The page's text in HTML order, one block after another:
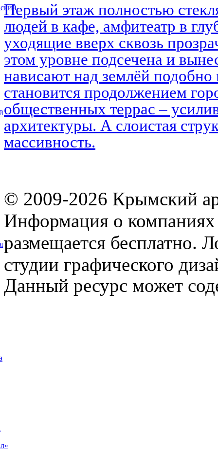
Первый этаж полностью
людей в кафе, амфитеатр в
уходящие вверх сквозь
этом уровне подсечена и
нависают над землёй
становится продолжением
общественных террас –
архитектуры. А слоистая
массивность.
© 2009-2026 Крымский
Информация о компаниях
размещается бесплатно.
студии графического
Данный ресурс может